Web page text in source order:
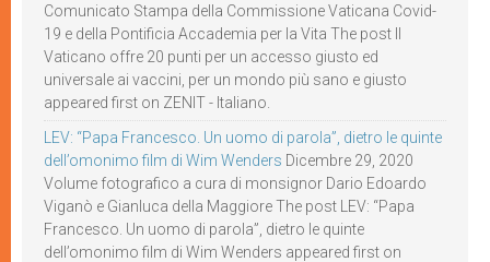
Comunicato Stampa della Commissione Vaticana Covid-
19 e della Pontificia Accademia per la Vita The post Il
Vaticano offre 20 punti per un accesso giusto ed
universale ai vaccini, per un mondo più sano e giusto
appeared first on ZENIT - Italiano.
LEV: “Papa Francesco. Un uomo di parola”, dietro le quinte
dell’omonimo film di Wim Wenders Dicembre 29, 2020
Volume fotografico a cura di monsignor Dario Edoardo
Viganò e Gianluca della Maggiore The post LEV: “Papa
Francesco. Un uomo di parola”, dietro le quinte
dell’omonimo film di Wim Wenders appeared first on